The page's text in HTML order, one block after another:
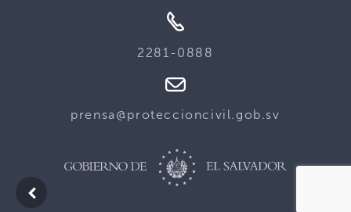
2281-0888
prensa@proteccioncivil.gob.sv